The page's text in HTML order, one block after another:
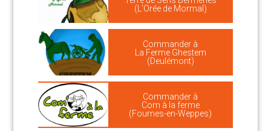
(L'Orée de Mormal)
Commander à
La Ferme Ghestem
(Deulémont)
Commander à
Com à la ferme
(Fournes-en-Weppes)